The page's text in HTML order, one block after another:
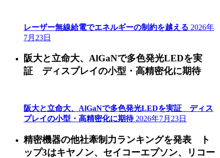
レーザー無線給電でエネルギーの制約を越える 2026年
7月23日
阪大と立命大、AlGaNで多色発光LEDを実
証 ディスプレイの小型・高精密化に期待
阪大と立命大、AlGaNで多色発光LEDを実証 ディス
プレイの小型・高精密化に期待 2026年7月23日
精密機器の他社牽制力ランキングを発表 ト
ップ3はキヤノン、セイコーエプソン、リコー